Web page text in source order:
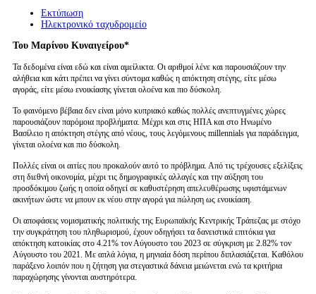
Εκτύπωση
Ηλεκτρονικό ταχυδρομείο
Του Μαρίνου Κυναιγείρου*
Τα δεδομένα είναι εδώ και είναι αμείλικτα. Οι αριθμοί λένε και παρουσιάζουν την
αλήθεια και κάτι πρέπει να γίνει σύντομα καθώς η απόκτηση στέγης, είτε μέσω
αγοράς, είτε μέσω ενοικίασης γίνεται ολοένα και πιο δύσκολη.
Το φαινόμενο βέβαια δεν είναι μόνο κυπριακό καθώς πολλές ανεπτυγμένες χώρες
παρουσιάζουν παρόμοια προβλήματα. Μέχρι και στις ΗΠΑ και στο Ηνωμένο
Βασίλειο η απόκτηση στέγης από νέους, τους λεγόμενους millennials για παράδειγμα,
γίνεται ολοένα και πιο δύσκολη.
Πολλές είναι οι αιτίες που προκαλούν αυτό το πρόβλημα. Από τις τρέχουσες εξελίξεις
στη διεθνή οικονομία, μέχρι τις δημογραφικές αλλαγές και την αύξηση του
προσδόκιμου ζωής η οποία οδηγεί σε καθυστέρηση απελευθέρωσης υφιστάμενων
ακινήτων ώστε να μπουν εκ νέου στην αγορά για πώληση ως ενοικίαση.
Οι αποφάσεις νομισματικής πολιτικής της Ευρωπαϊκής Κεντρικής Τράπεζας με στόχο
την συγκράτηση του πληθωρισμού, έχουν οδηγήσει τα δανειστικά επιτόκια για
απόκτηση κατοικίας στο 4.21% τον Αύγουστο του 2023 σε σύγκριση με 2.82% τον
Αύγουστο του 2021. Με απλά λόγια, η μηνιαία δόση περίπου διπλασιάζεται. Καθόλου
παράξενο λοιπόν που η ζήτηση για στεγαστικά δάνεια μειώνεται ενώ τα κριτήρια
παραχώρησης γίνονται αυστηρότερα.